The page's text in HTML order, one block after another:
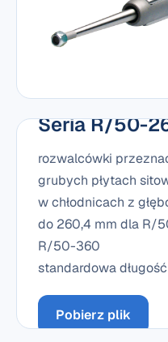
Seria R/50-
rozwalcówki
grubych płytach
w chłodnicach z
do 260,4 mm dla R/
R/50-360
standardowa
Pobierz plik